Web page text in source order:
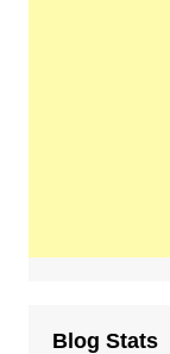
Blog Stats